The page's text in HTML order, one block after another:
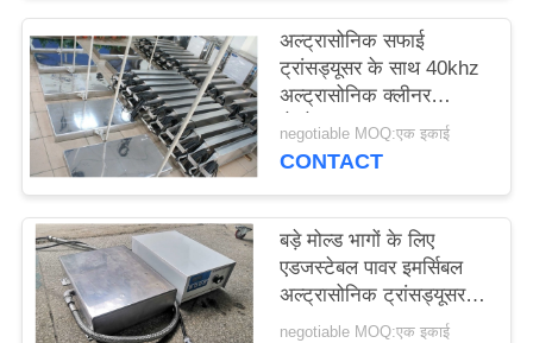
PRIVACY
POLICY
अल्ट्रासोनिक सफाई
ट्रांसड्यूसर के साथ 40khz
अल्ट्रासोनिक क्लीनर
जेनरेटर 1200w
negotiable MOQ:एक इकाई
CONTACT
बड़े मोल्ड भागों के लिए
एडजस्टेबल पावर इमर्सिबल
अल्ट्रासोनिक ट्रांसड्यूसर
1800W
negotiable MOQ:एक इकाई